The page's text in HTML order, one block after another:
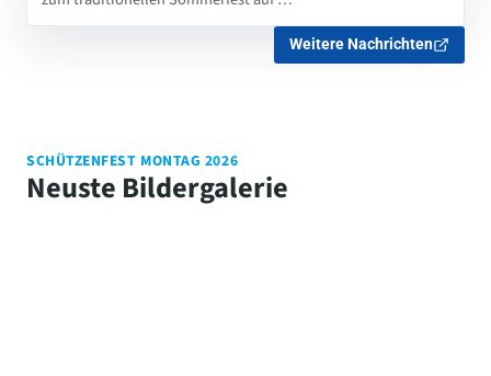
Weitere Nachrichten
SCHÜTZENFEST MONTAG 2026
Neuste Bildergalerie